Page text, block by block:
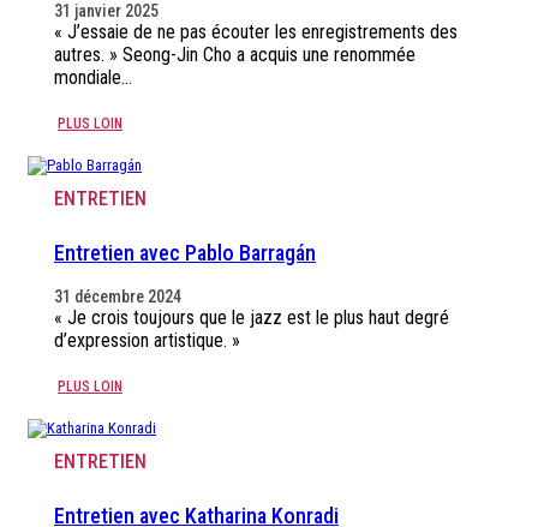
31 janvier 2025
« J’essaie de ne pas écouter les enregistrements des
autres. » Seong-Jin Cho a acquis une renommée
mondiale…
PLUS LOIN
ENTRETIEN
Entretien avec Pablo Barragán
31 décembre 2024
« Je crois toujours que le jazz est le plus haut degré
d’expression artistique. »
PLUS LOIN
ENTRETIEN
Entretien avec Katharina Konradi